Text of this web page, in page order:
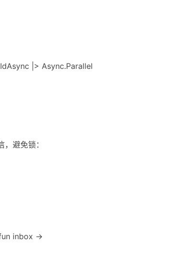
|> Async.Parallel
避免锁：
inbox ->